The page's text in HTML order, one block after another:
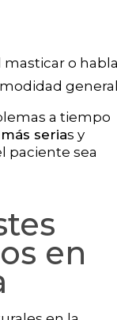
o
a tiempo
serias y
paciente sea
en